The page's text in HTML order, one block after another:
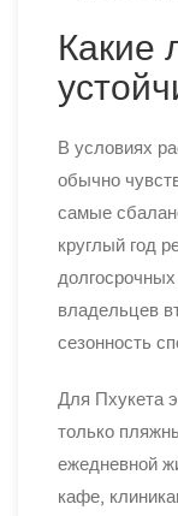
Какие
В условиях
обычно
самые
круглый год
владельцев
сезонность
Для Пхукета
только
ежедневной
кафе,